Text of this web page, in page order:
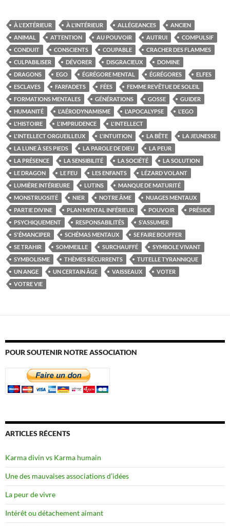
À L'EXTÉRIEUR À L'INTÉRIEUR ALLÉGEANCES
ANCIEN
ANIMAL
ATTENTION AU POUVOIR AUTRUI
COMPULSIF
CONDUIT
CONSCIENTS COUPABLE
CRACHER DES FLAMMES
CULPABILISER
DÉVORER DISGRACIEUX
DOMINE
DRAGONS
EGO ÉGRÉGORE MENTAL ÉGRÉGORES
ELFES
ESCLAVES
FARFADETS FÉES
FEMME REVÊTUE DE SOLEIL
FORMATIONS MENTALES
GÉNÉRATIONS GOSSE
GUIDER
HUMANITÉ
L'AÉRODYNAMISME L'APOCALYPSE
L'EGO
L'HISTOIRE
L'IMPRUDENCE
L'INTELLECT
L'INTELLECT ORGUEILLEUX
L'INTUITION LA BÊTE
LA JEUNESSE
LA LUNE À SES PIEDS
LA PAROLE DE DIEU
LA PEUR
LA PRÉSENCE
LA SENSIBILITÉ LA SOCIÉTÉ
LA SOLUTION
LE DRAGON
LE FEU LES ENFANTS
LÉZARD VOLANT
LUMIÈRE INTÉRIEURE
LUTINS
MANQUE DE MATURITÉ
MONSTRUOSITÉ
NIER NOTRE ÂME
NUAGES MENTAUX
PARTIE DIVINE
PLAN MENTAL INFÉRIEUR POUVOIR
PRÉSIDE
PSYCHIQUEMENT
RESPONSABILITÉS
S'ASSUMER
S'ÉMANCIPER
SCHÉMAS MENTAUX
SE FAIRE BOUFFER
SE TRAHIR
SOMMEILLE SURCHAUFFÉ
SYMBOLE VIVANT
SYMBOLISME
THÈMES RÉCURRENTS
TUTELLE TYRANNIQUE
UN ANGE
UN CERTAIN ÂGE VAISSEAUX
VOTER
VOTRE VIE
POUR SOUTENIR NOTRE ASSOCIATION
ARTICLES RÉCENTS
Karma divin vs Karma humain
Une des mauvaises associations d’idées
La peur de vivre
Intérêt ou détachement aimant